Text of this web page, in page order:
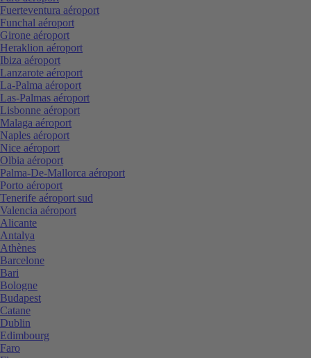
Fuerteventura aéroport
Funchal aéroport
Girone aéroport
Heraklion aéroport
Ibiza aéroport
Lanzarote aéroport
La-Palma aéroport
Las-Palmas aéroport
Lisbonne aéroport
Malaga aéroport
Naples aéroport
Nice aéroport
Olbia aéroport
Palma-De-Mallorca aéroport
Porto aéroport
Tenerife aéroport sud
Valencia aéroport
Alicante
Antalya
Athènes
Barcelone
Bari
Bologne
Budapest
Catane
Dublin
Edimbourg
Faro